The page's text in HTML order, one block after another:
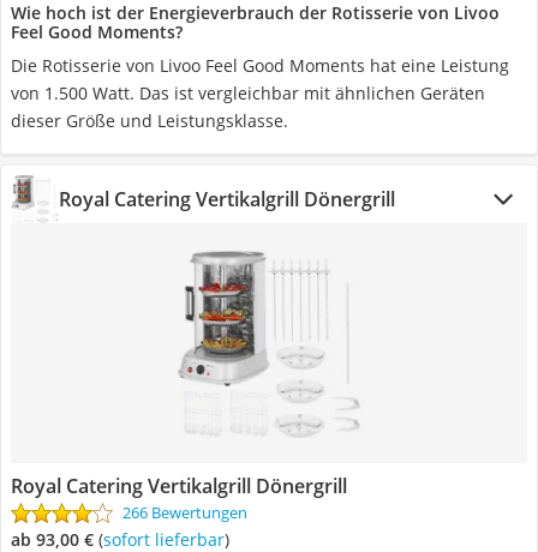
Wie hoch ist der Energieverbrauch der Rotisserie von Livoo
Feel Good Moments?
Die Rotisserie von Livoo Feel Good Moments hat eine Leistung
von 1.500 Watt. Das ist vergleichbar mit ähnlichen Geräten
dieser Größe und Leistungsklasse.
Royal Catering Vertikalgrill Dönergrill
Royal Catering Vertikalgrill Dönergrill
266 Bewertungen
ab 93,00 € ( Sofort lieferbar)